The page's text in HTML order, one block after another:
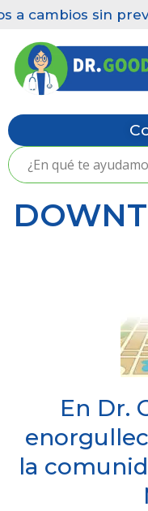
Saltar
al
contenido
cambios sin
En Dr.
la